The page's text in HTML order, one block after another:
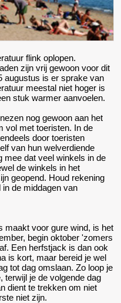
flink oplopen.
zijn vrij gewoon voor dit
augustus is er sprake van
meestal niet hoger is
stuk warmer aanvoelen.
nog gewoon aan het
vol met toeristen. In de
door toeristen
van hun welverdiende
mee dat veel winkels in de
de winkels in het
geopend. Houd rekening
de middagen van
maakt voor gure wind, is het
begin oktober 'zomers
Een herfstjack is dan ook
is kort, maar bereid je wel
tot dag omslaan. Zo loop je
terwijl je de volgende dag
dient te trekken om niet
niet zijn.